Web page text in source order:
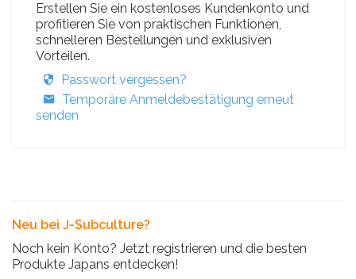
Erstellen Sie ein kostenloses Kundenkonto und
profitieren Sie von praktischen Funktionen,
schnelleren Bestellungen und exklusiven
Vorteilen.
Passwort vergessen?
Temporäre Anmeldebestätigung erneut
senden
Neu bei J-Subculture?
Noch kein Konto? Jetzt registrieren und die besten
Produkte Japans entdecken!